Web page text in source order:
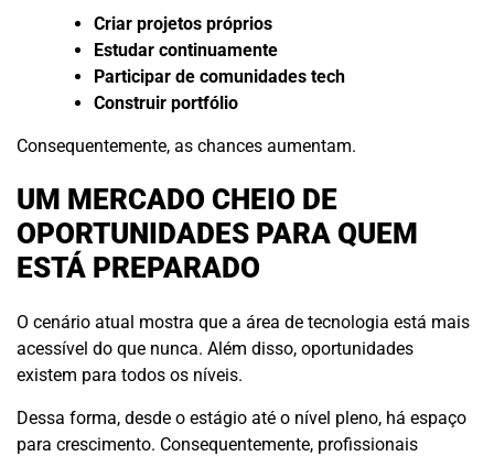
Criar projetos próprios
Estudar continuamente
Participar de comunidades tech
Construir portfólio
Consequentemente, as chances aumentam.
UM MERCADO CHEIO DE
OPORTUNIDADES PARA QUEM
ESTÁ PREPARADO
O cenário atual mostra que a área de tecnologia está mais
acessível do que nunca. Além disso, oportunidades
existem para todos os níveis.
Dessa forma, desde o estágio até o nível pleno, há espaço
para crescimento. Consequentemente, profissionais